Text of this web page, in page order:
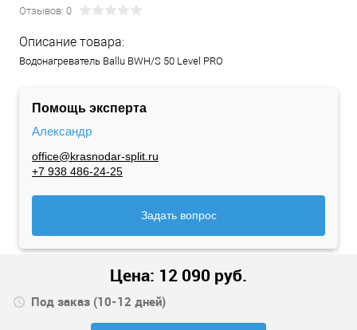
Отзывов: 0
Описание товара:
Водонагреватель Ballu BWH/S 50 Level PRO
Помощь эксперта
Александр
office@krasnodar-split.ru
+7 938 486-24-25
Задать вопрос
Цена: 12 090 руб.
Под заказ (10-12 дней)